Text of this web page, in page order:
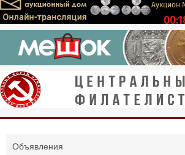
Объявления